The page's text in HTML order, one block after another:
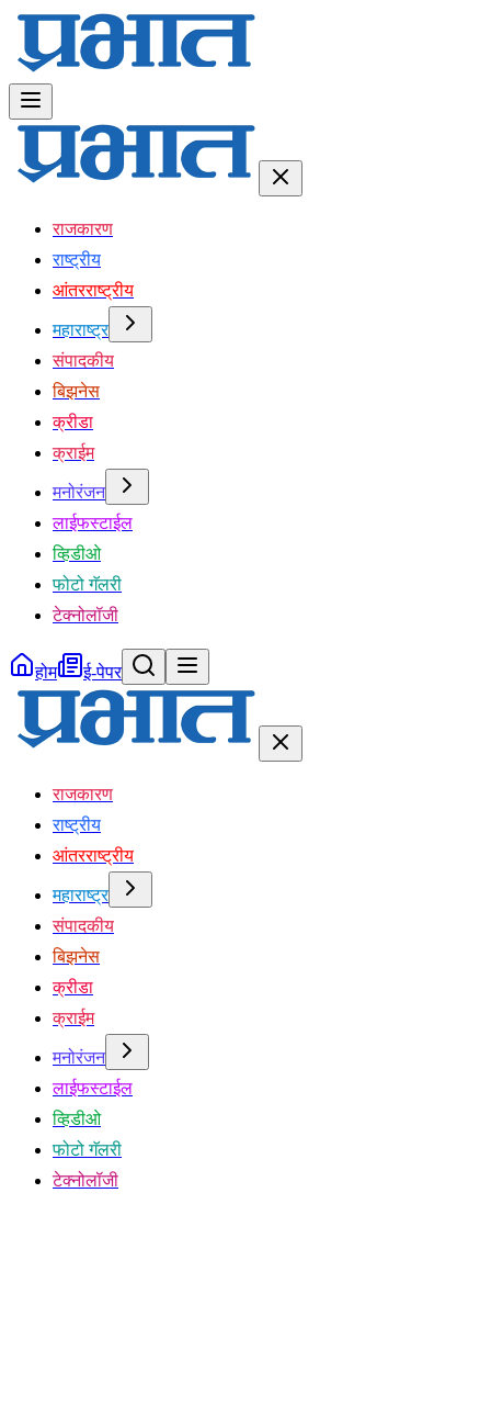
राजकारण
राष्ट्रीय
आंतरराष्ट्रीय
महाराष्ट्र
संपादकीय
बिझनेस
क्रीडा
क्राईम
मनोरंजन
लाईफस्टाईल
व्हिडीओ
फोटो गॅलरी
टेक्नोलॉजी
होम ई-पेपर
राजकारण
राष्ट्रीय
आंतरराष्ट्रीय
महाराष्ट्र
संपादकीय
बिझनेस
क्रीडा
क्राईम
मनोरंजन
लाईफस्टाईल
व्हिडीओ
फोटो गॅलरी
टेक्नोलॉजी